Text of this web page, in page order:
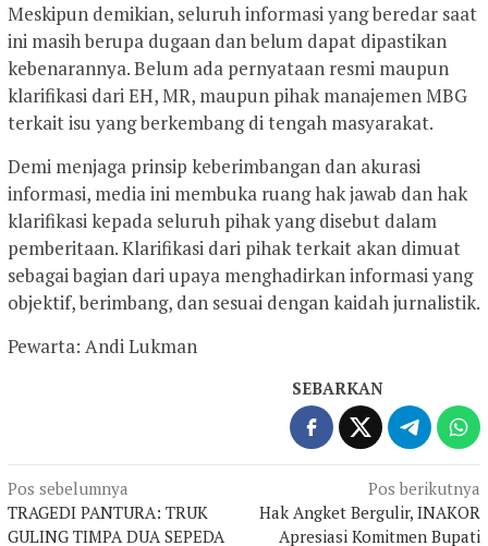
Meskipun demikian, seluruh informasi yang beredar saat
ini masih berupa dugaan dan belum dapat dipastikan
kebenarannya. Belum ada pernyataan resmi maupun
klarifikasi dari EH, MR, maupun pihak manajemen MBG
terkait isu yang berkembang di tengah masyarakat.
Demi menjaga prinsip keberimbangan dan akurasi
informasi, media ini membuka ruang hak jawab dan hak
klarifikasi kepada seluruh pihak yang disebut dalam
pemberitaan. Klarifikasi dari pihak terkait akan dimuat
sebagai bagian dari upaya menghadirkan informasi yang
objektif, berimbang, dan sesuai dengan kaidah jurnalistik.
Pewarta: Andi Lukman
SEBARKAN
Navigasi
pos
Pos sebelumnya
TRAGEDI PANTURA: TRUK
GULING TIMPA DUA SEPEDA
Pos berikutnya
Hak Angket Bergulir, INAKOR
Apresiasi Komitmen Bupati